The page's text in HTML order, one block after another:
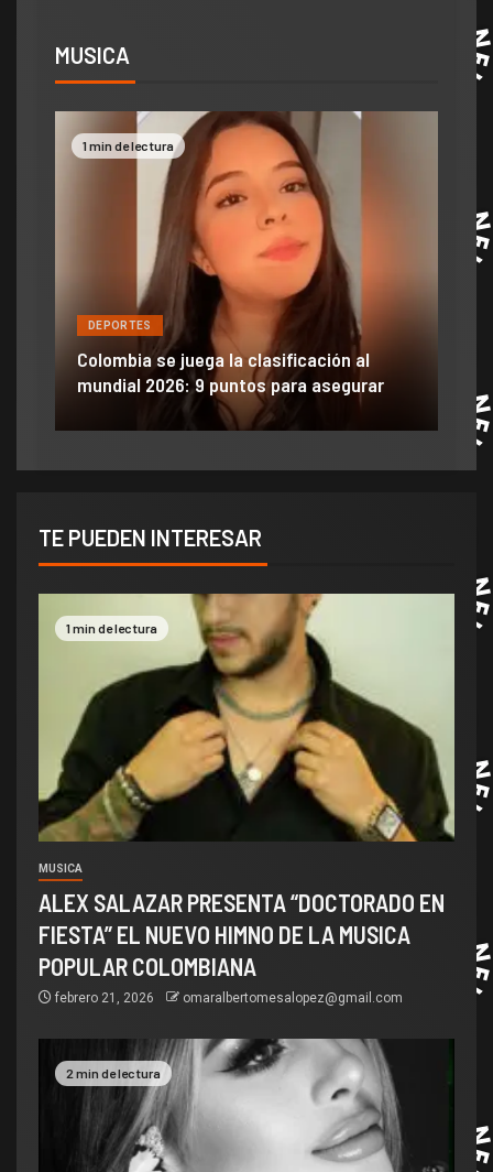
MUSICA
se juega la clasificación al
9 puntos para asegurar
DEPORTES
Efraín Juárez filtró
anuncio de llegada a
TE PUEDEN INTERESAR
1 min de lectura
MUSICA
ALEX SALAZAR PRESENTA “DOCTORADO EN
FIESTA” EL NUEVO HIMNO DE LA MUSICA
POPULAR COLOMBIANA
febrero 21, 2026 omaralbertomesalopez@gmail.com
2 min de lectura